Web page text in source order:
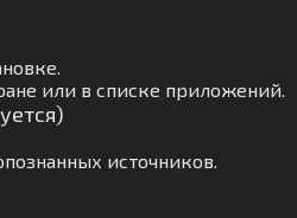
или в списке приложений.
источников.